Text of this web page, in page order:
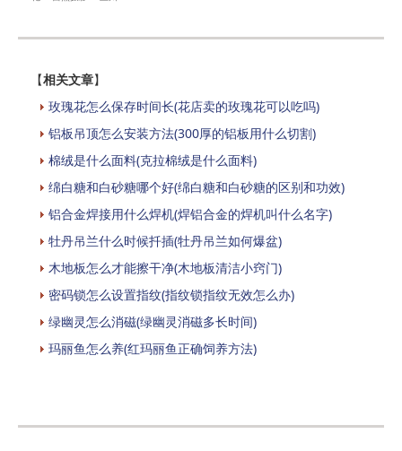
【相关文章】
玫瑰花怎么保存时间长(花店卖的玫瑰花可以吃吗)
铝板吊顶怎么安装方法(300厚的铝板用什么切割)
棉绒是什么面料(克拉棉绒是什么面料)
绵白糖和白砂糖哪个好(绵白糖和白砂糖的区别和功效)
铝合金焊接用什么焊机(焊铝合金的焊机叫什么名字)
牡丹吊兰什么时候扦插(牡丹吊兰如何爆盆)
木地板怎么才能擦干净(木地板清洁小窍门)
密码锁怎么设置指纹(指纹锁指纹无效怎么办)
绿幽灵怎么消磁(绿幽灵消磁多长时间)
玛丽鱼怎么养(红玛丽鱼正确饲养方法)